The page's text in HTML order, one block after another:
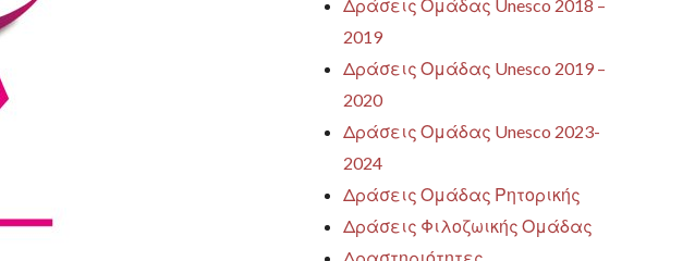
Δράσεις Ομάδας Unesco 2018 –
2019
Δράσεις Ομάδας Unesco 2019 –
2020
Δράσεις Ομάδας Unesco 2023-
2024
Δράσεις Ομάδας Ρητορικής
Δράσεις Φιλοζωικής Ομάδας